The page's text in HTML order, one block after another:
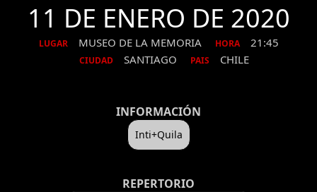
11 DE ENERO DE 2020
LUGAR MUSEO DE LA MEMORIA HORA 21:45
CIUDAD SANTIAGO PAIS CHILE
INFORMACIÓN
Inti+Quila
REPERTORIO